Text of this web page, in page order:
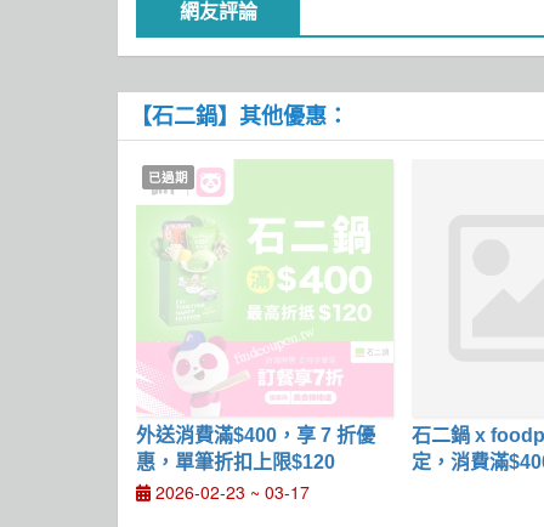
網友評論
【石二鍋】其他優惠：
已過期
外送消費滿$400，享 7 折優
惠，單筆折扣上限$120
2026-02-23 ~ 03-17
石二鍋 x
定，消費滿